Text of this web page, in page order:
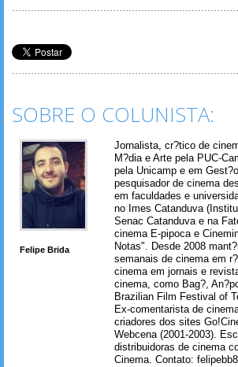
SOBRE O COLUNISTA:
Felipe Brida
Jornalista, cr?tico de
M?dia e Arte pela PUC-
pela Unicamp e em
pesquisador de cinema
em faculdades e
no Imes Catanduva
Senac Catanduva e na
cinema E-pipoca e
Notas". Desde 2008
semanais de cinema em
cinema em jornais e
cinema, como Bag?,
Brazilian Film Festival of
Ex-comentarista de
criadores dos sites
Webcena (2001-2003).
distribuidoras de cinema
Cinema. Contato: